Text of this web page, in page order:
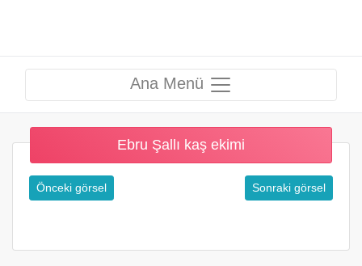
Ana Menü
Ebru Şallı kaş ekimi
Önceki görsel Sonraki görsel